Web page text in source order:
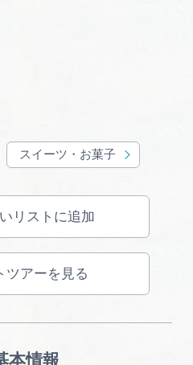
エリアガイド
ース
業者の皆様へ
スイーツ・お菓子
リストに追加
ツアーを見る
本情報